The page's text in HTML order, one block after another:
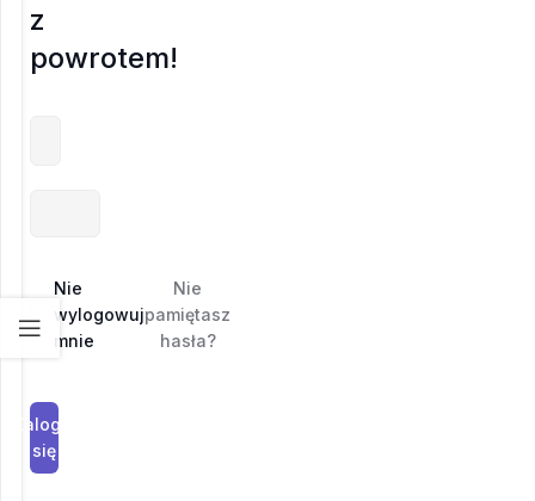
z
powrotem!
Nie
wylogowuj
mnie
Nie
pamiętasz
hasła?
Zaloguj
się